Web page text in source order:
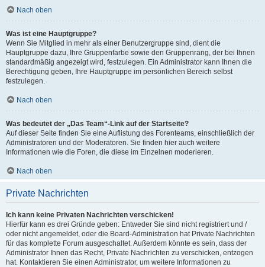
Nach oben
Was ist eine Hauptgruppe?
Wenn Sie Mitglied in mehr als einer Benutzergruppe sind, dient die
Hauptgruppe dazu, Ihre Gruppenfarbe sowie den Gruppenrang, der bei Ihnen
standardmäßig angezeigt wird, festzulegen. Ein Administrator kann Ihnen die
Berechtigung geben, Ihre Hauptgruppe im persönlichen Bereich selbst
festzulegen.
Nach oben
Was bedeutet der „Das Team“-Link auf der Startseite?
Auf dieser Seite finden Sie eine Auflistung des Forenteams, einschließlich der
Administratoren und der Moderatoren. Sie finden hier auch weitere
Informationen wie die Foren, die diese im Einzelnen moderieren.
Nach oben
Private Nachrichten
Ich kann keine Privaten Nachrichten verschicken!
Hierfür kann es drei Gründe geben: Entweder Sie sind nicht registriert und /
oder nicht angemeldet, oder die Board-Administration hat Private Nachrichten
für das komplette Forum ausgeschaltet. Außerdem könnte es sein, dass der
Administrator Ihnen das Recht, Private Nachrichten zu verschicken, entzogen
hat. Kontaktieren Sie einen Administrator, um weitere Informationen zu